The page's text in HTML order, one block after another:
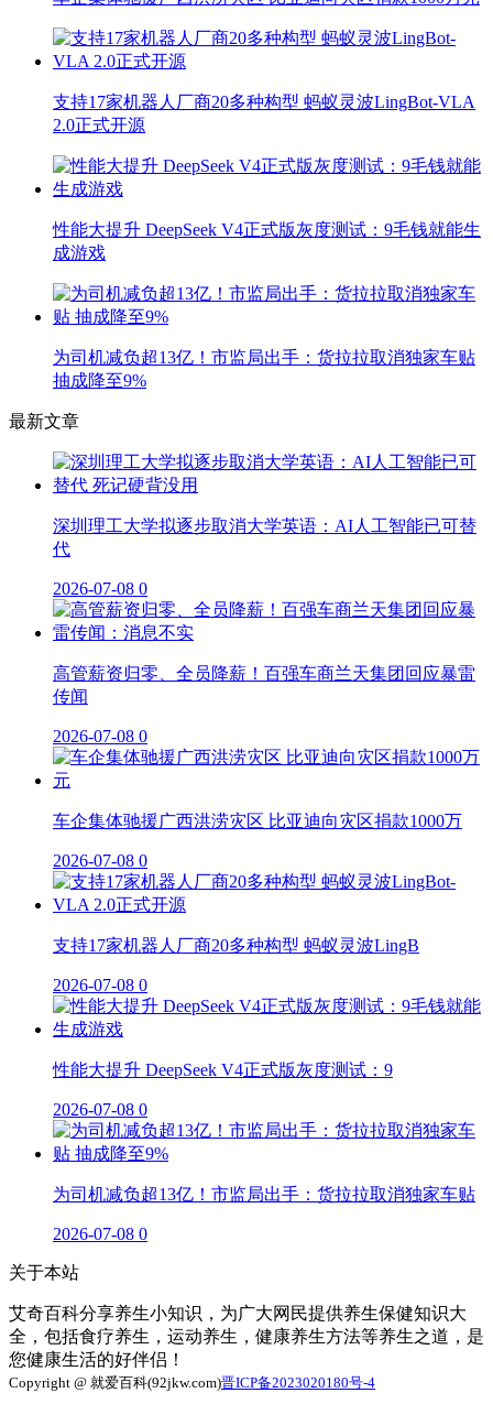
支持17家机器人厂商20多种构型 蚂蚁灵波LingBot-VLA
2.0正式开源
性能大提升 DeepSeek V4正式版灰度测试：9毛钱就能生
成游戏
为司机减负超13亿！市监局出手：货拉拉取消独家车贴
抽成降至9%
最新文章
深圳理工大学拟逐步取消大学英语：AI人工智能已可替
代
2026-07-08 0
高管薪资归零、全员降薪！百强车商兰天集团回应暴雷
传闻
2026-07-08 0
车企集体驰援广西洪涝灾区 比亚迪向灾区捐款1000万
2026-07-08 0
支持17家机器人厂商20多种构型 蚂蚁灵波LingB
2026-07-08 0
性能大提升 DeepSeek V4正式版灰度测试：9
2026-07-08 0
为司机减负超13亿！市监局出手：货拉拉取消独家车贴
2026-07-08 0
关于本站
艾奇百科分享养生小知识，为广大网民提供养生保健知识大
全，包括食疗养生，运动养生，健康养生方法等养生之道，是
您健康生活的好伴侣！
Copyright @ 就爱百科(92jkw.com)晋ICP备2023020180号-4